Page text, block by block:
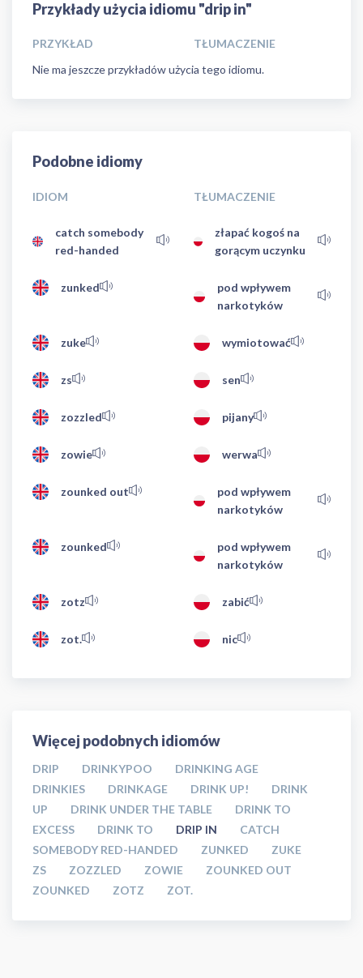
Przykłady użycia idiomu "drip in"
PRZYKŁAD
TŁUMACZENIE
Nie ma jeszcze przykładów użycia tego idiomu.
Podobne idiomy
IDIOM TŁUMACZENIE
catch somebody
red-handed
złapać kogoś na
gorącym uczynku
zunked
pod wpływem
narkotyków
zuke wymiotować
zs sen
zozzled pijany
zowie werwa
zounked out
pod wpływem
narkotyków
zounked
pod wpływem
narkotyków
zotz zabić
zot. nic
Więcej podobnych idiomów
DRIP DRINKYPOO
DRINKING AGE
DRINKIES
DRINKAGE DRINK UP!
DRINK
UP
DRINK UNDER THE TABLE
DRINK TO
EXCESS
DRINK TO DRIP IN
CATCH
SOMEBODY RED-HANDED
ZUNKED
ZUKE
ZS
ZOZZLED ZOWIE
ZOUNKED OUT
ZOUNKED
ZOTZ ZOT.